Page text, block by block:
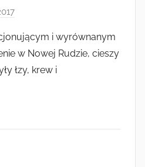
z
e
z
i wyrównanym
w Nowej Rudzie, cieszy
łzy, krew i